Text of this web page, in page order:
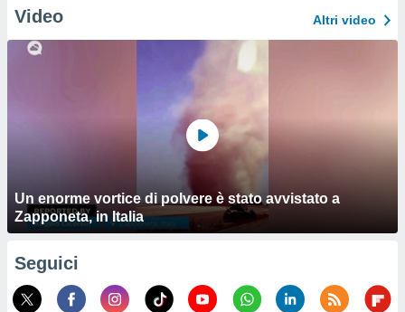
Video Altri video
Un enorme vortice di polvere è stato avvistato a
Zapponeta, in Italia
Seguici